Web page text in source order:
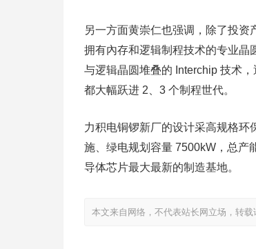
另一方面黄崇仁也强调，除了投
拥有內存和逻辑制程技术的专业晶
与逻辑晶圆堆叠的 Interchip 技术
都大幅跃进 2、3 个制程世代。
力积电铜锣新厂的设计采高规格环
施、绿电规划容量 7500kW，总产
导体芯片最大最新的制造基地。
本文来自网络，不代表站长网立场，转载